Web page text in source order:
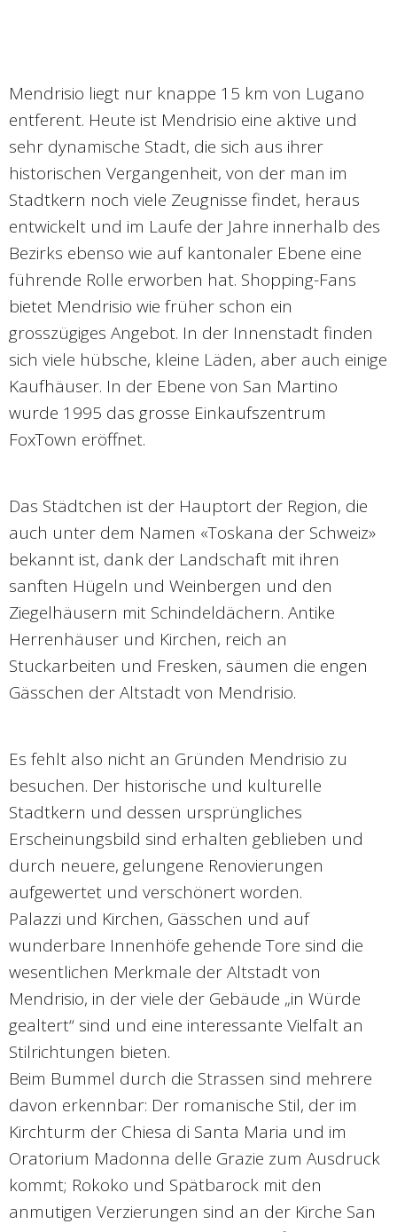
Mendrisio liegt nur knappe 15 km von Lugano
entferent. Heute ist Mendrisio eine aktive und
sehr dynamische Stadt, die sich aus ihrer
historischen Vergangenheit, von der man im
Stadtkern noch viele Zeugnisse findet, heraus
entwickelt und im Laufe der Jahre innerhalb des
Bezirks ebenso wie auf kantonaler Ebene eine
führende Rolle erworben hat. Shopping-Fans
bietet Mendrisio wie früher schon ein
grosszügiges Angebot. In der Innenstadt finden
sich viele hübsche, kleine Läden, aber auch einige
Kaufhäuser. In der Ebene von San Martino
wurde 1995 das grosse Einkaufszentrum
FoxTown eröffnet.
Das Städtchen ist der Hauptort der Region, die
auch unter dem Namen «Toskana der Schweiz»
bekannt ist, dank der Landschaft mit ihren
sanften Hügeln und Weinbergen und den
Ziegelhäusern mit Schindeldächern. Antike
Herrenhäuser und Kirchen, reich an
Stuckarbeiten und Fresken, säumen die engen
Gässchen der Altstadt von Mendrisio.
Es fehlt also nicht an Gründen Mendrisio zu
besuchen. Der historische und kulturelle
Stadtkern und dessen ursprüngliches
Erscheinungsbild sind erhalten geblieben und
durch neuere, gelungene Renovierungen
aufgewertet und verschönert worden.
Palazzi und Kirchen, Gässchen und auf
wunderbare Innenhöfe gehende Tore sind die
wesentlichen Merkmale der Altstadt von
Mendrisio, in der viele der Gebäude „in Würde
gealtert“ sind und eine interessante Vielfalt an
Stilrichtungen bieten.
Beim Bummel durch die Strassen sind mehrere
davon erkennbar: Der romanische Stil, der im
Kirchturm der Chiesa di Santa Maria und im
Oratorium Madonna delle Grazie zum Ausdruck
kommt; Rokoko und Spätbarock mit den
anmutigen Verzierungen sind an der Kirche San